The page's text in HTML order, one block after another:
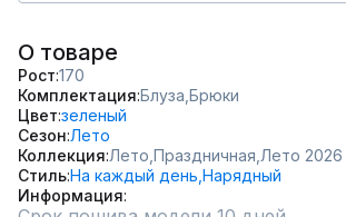
О товаре
Рост 170
Комплектация Блуза, Брюки
Цвет зеленый
Сезон Лето
Коллекция Лето, Праздничная, Лето 2026
СтильНа каждый день, Нарядный
Информация